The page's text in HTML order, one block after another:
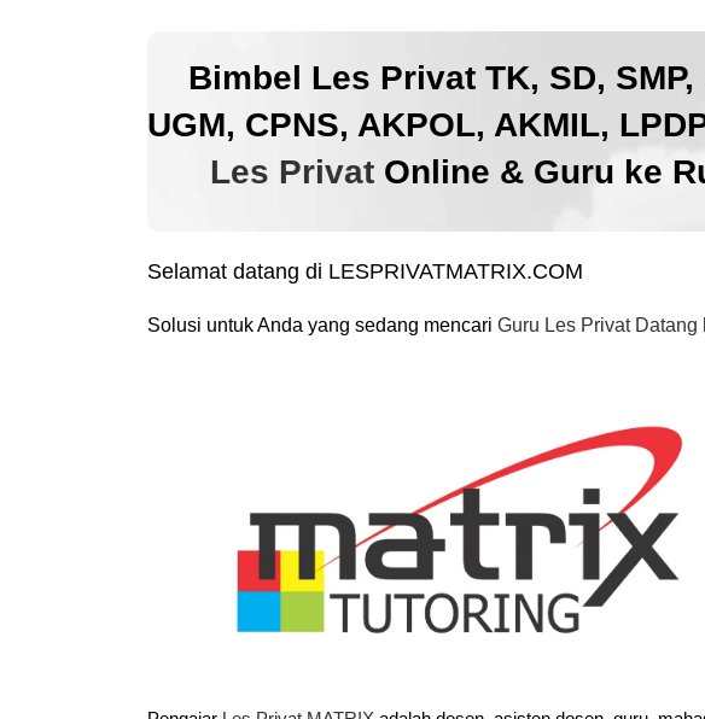
Bimbel Les Privat TK, SD,
UGM, CPNS, AKPOL, AKMIL,
Les PrivatOnline & Guru ke
Selamat datang di LESPRIVATMATRIX.COM
Solusi untuk Anda yang sedang mencari Guru Les Privat